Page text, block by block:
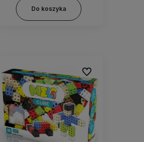
Do koszyka
Do ulubionych